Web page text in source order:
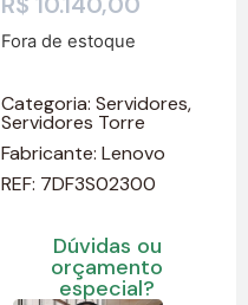
Fora de estoque
Categoria:Servidores,
Servidores Torre
Fabricante:Lenovo
REF: 7DF3S02300
Dúvidas ou
orçamento
especial?